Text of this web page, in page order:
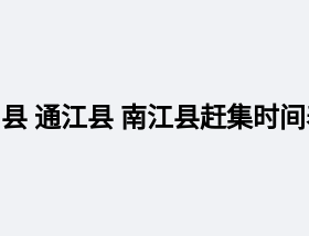
通江县 南江县赶集时